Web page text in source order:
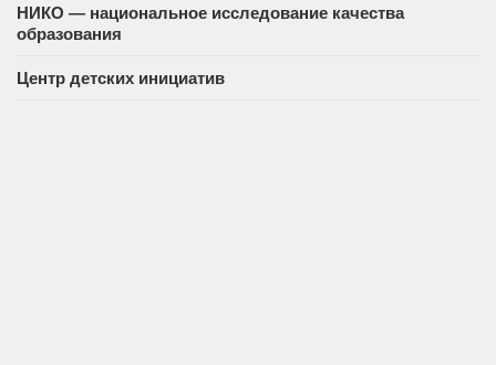
НИКО — национальное исследование качества
образования
Центр детских инициатив